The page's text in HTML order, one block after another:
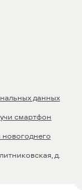
данных
смартфон
новогоднего
д.